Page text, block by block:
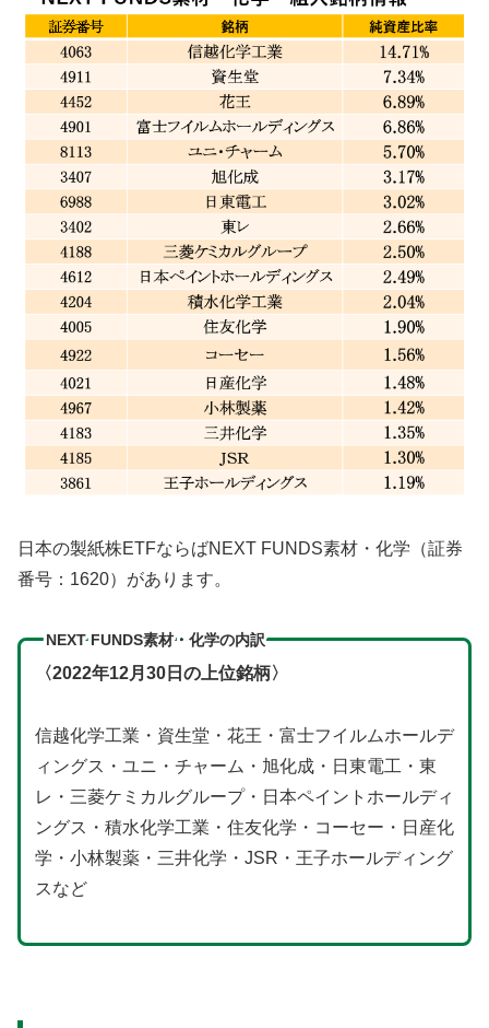
日本の製紙株ETFならばNEXT FUNDS素材・化学（証券
番号：1620）があります。
NEXT FUNDS素材・化学の内訳
〈2022年12月30日の上位銘柄〉
信越化学工業・資生堂・花王・富士フイルムホールデ
ィングス・ユニ・チャーム・旭化成・日東電工・東
レ・三菱ケミカルグループ・日本ペイントホールディ
ングス・積水化学工業・住友化学・コーセー・日産化
学・小林製薬・三井化学・JSR・王子ホールディング
スなど